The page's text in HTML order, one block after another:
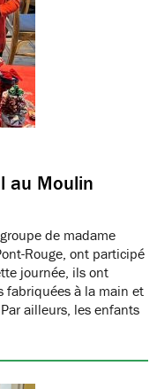
au Moulin
de madame
Rouge, ont participé
journée, ils ont
fabriquées à la main et
ailleurs, les enfants